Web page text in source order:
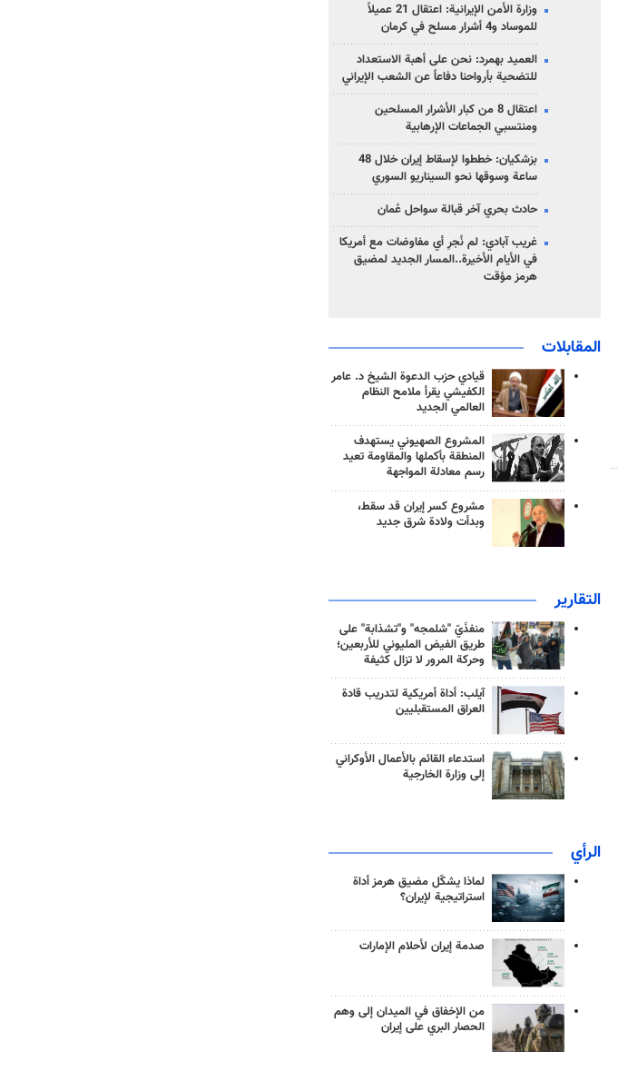
وزارة الأمن الإيرانية: اعتقال 21 عميلاً
للموساد و4 أشرار مسلح في كرمان
العميد بهمرد: نحن على أهبة الاستعداد
للتضحية بأرواحنا دفاعاً عن الشعب الإيراني
اعتقال 8 من كبار الأشرار المسلحين
ومنتسبي الجماعات الإرهابية
بزشكيان: خططوا لإسقاط إيران خلال 48
ساعة وسوقها نحو السيناريو السوري
حادث بحري آخر قبالة سواحل عُمان
غريب آبادي: لم نُجرِ أي مفاوضات مع أمريكا
في الأيام الأخيرة..المسار الجديد لمضيق
هرمز مؤقت
المقابلات
قيادي حزب الدعوة الشيخ د. عامر
الكفيشي يقرأ ملامح النظام
العالمي الجديد
المشروع الصهيوني يستهدف
المنطقة بأكملها والمقاومة تعيد
رسم معادلة المواجهة
مشروع كسر إيران قد سقط،
وبدأت ولادة شرق جديد
التقارير
منفذَيّ "شلمجه" و"تشذابة" على
طريق الفيض المليوني للأربعين؛
وحركة المرور لا تزال كثيفة
آيلب: أداة أمريكية لتدريب قادة
العراق المستقبليين
استدعاء القائم بالأعمال الأوكراني
إلى وزارة الخارجية
الرأي
لماذا يشكّل مضيق هرمز أداة
استراتيجية لإيران؟
صدمة إيران لأحلام الإمارات
من الإخفاق في الميدان إلى وهم
الحصار البري على إيران